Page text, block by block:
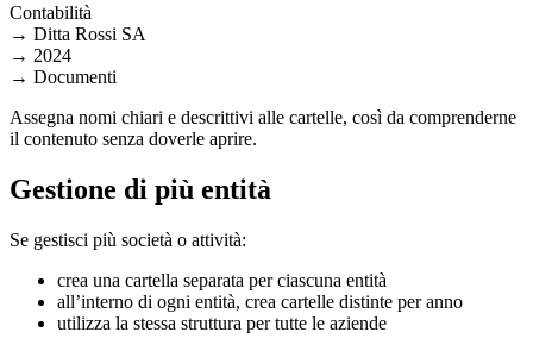
Contabilità
→ Ditta Rossi SA
→ 2024
→ Documenti
Assegna nomi chiari e descrittivi alle cartelle, così da comprenderne
il contenuto senza doverle aprire.
Gestione di più entità
Se gestisci più società o attività:
crea una cartella separata per ciascuna entità
all’interno di ogni entità, crea cartelle distinte per anno
utilizza la stessa struttura per tutte le aziende